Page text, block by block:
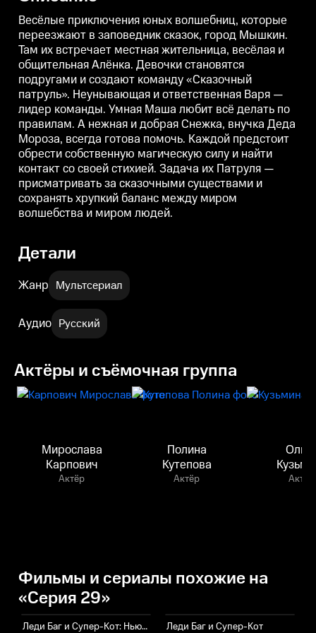
ответственная Варя — лидер
команды. Умная Маша любит
всё делать по правилам. А
нежная и добрая Снежка,
внучка Деда Мороза, всегда
готова помочь. Каждой
предстоит обрести собственную
магическую силу и найти
контакт со своей стихией.
Задача их Патруля —
присматривать за сказочными
существами и сохранять
хрупкий баланс между миром
волшебства и миром людей.
команды. Умная Маша любит
всё делать по правилам. А
нежная и добрая Снежка,
внучка Деда Мороза, всегда
готова помочь. Каждой
предстоит обрести собственную
магическую силу и найти
контакт со своей стихией.
Задача их Патруля —
присматривать за сказочными
существами и сохранять
хрупкий баланс между миром
волшебства и миром людей.
Весёлые приключения юных волшебниц, которые
переезжают в заповедник сказок, город Мышкин.
Там их встречает местная жительница, весёлая и
общительная Алёнка. Девочки становятся
подругами и создают команду «Сказочный
патруль». Неунывающая и ответственная Варя —
лидер команды. Умная Маша любит всё делать по
правилам. А нежная и добрая Снежка, внучка Деда
Мороза, всегда готова помочь. Каждой предстоит
обрести собственную магическую силу и найти
контакт со своей стихией. Задача их Патруля —
присматривать за сказочными существами и
сохранять хрупкий баланс между миром
волшебства и миром людей.
Детали
Жанр Мультсериал
Аудио Русский
Актёры и съёмочная группа
Мирослава
Карпович
Актёр
Полина
Кутепова
Актёр Актёр
Фильмы и сериалы похожие на
«Серия 29»
Леди Баг и Супер-Кот: Нью-Йорк. Союз героев Леди Баг и Супер-Кот